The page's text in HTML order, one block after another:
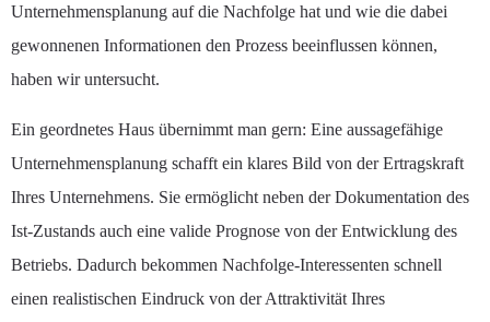
Unternehmensplanung auf die Nachfolge hat und wie die dabei
gewonnenen Informationen den Prozess beeinflussen können,
haben wir untersucht.
Ein geordnetes Haus übernimmt man gern: Eine aussagefähige
Unternehmensplanung schafft ein klares Bild von der Ertragskraft
Ihres Unternehmens. Sie ermöglicht neben der Dokumentation des
Ist-Zustands auch eine valide Prognose von der Entwicklung des
Betriebs. Dadurch bekommen Nachfolge-Interessenten schnell
einen realistischen Eindruck von der Attraktivität Ihres